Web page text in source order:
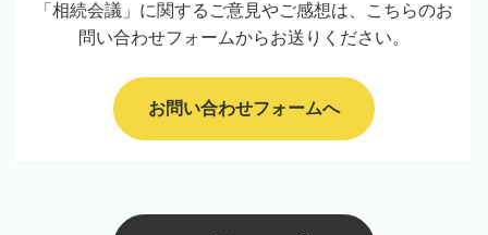
「相続会議」に関するご意見やご感想は、こちらのお
問い合わせフォームからお送りください。
お問い合わせフォームへ